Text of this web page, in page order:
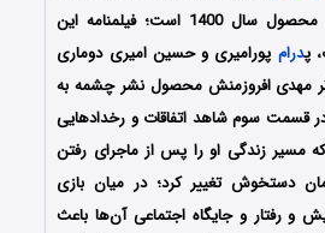
در شبکه نمایش خانگی محصول سال 1400 است؛ فیلمنامه این
پدرام پورامیری و حسین امیری دوماری
مهدی افروزمنش محصول نشر چشمه به
قسمت سوم شاهد اتفاقات و رخدادهایی
مسیر زندگی او را پس از ماجرای رفتن
دستخوش تغییر کرد؛ در میان بازی
و رفتار و جایگاه اجتماعی آن‌ها باعث